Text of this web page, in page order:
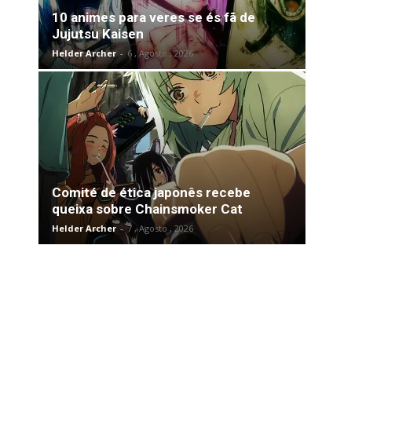
10 animes para veres se és fã de
Jujutsu Kaisen
Helder Archer - 6 , Agosto , 2026
Comité de ética japonês recebe
queixa sobre Chainsmoker Cat
Helder Archer - 7 , Agosto , 2026